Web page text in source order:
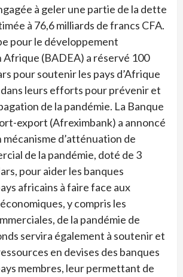
à geler une partie de la dette
à 76,6 milliards de francs CFA.
pour le développement
Afrique (BADEA) a réservé 100
pour soutenir les pays d’Afrique
leurs efforts pour prévenir et
de la pandémie. La Banque
export (Afreximbank) a annoncé
mécanisme d’atténuation de
de la pandémie, doté de 3
pour aider les banques
africains à faire face aux
y compris les
de la pandémie de
servira également à soutenir et
en devises des banques
membres, leur permettant de